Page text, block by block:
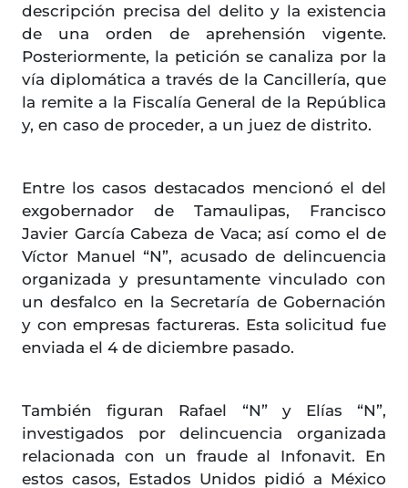
descripción precisa del delito y la existencia
de una orden de aprehensión vigente.
Posteriormente, la petición se canaliza por la
vía diplomática a través de la Cancillería, que
la remite a la Fiscalía General de la República
y, en caso de proceder, a un juez de distrito.
Entre los casos destacados mencionó el del
exgobernador de Tamaulipas, Francisco
Javier García Cabeza de Vaca; así como el de
Víctor Manuel “N”, acusado de delincuencia
organizada y presuntamente vinculado con
un desfalco en la Secretaría de Gobernación
y con empresas factureras. Esta solicitud fue
enviada el 4 de diciembre pasado.
También figuran Rafael “N” y Elías “N”,
investigados por delincuencia organizada
relacionada con un fraude al Infonavit. En
estos casos, Estados Unidos pidió a México